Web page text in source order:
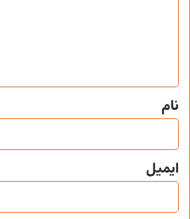
*
نام
ایمیل